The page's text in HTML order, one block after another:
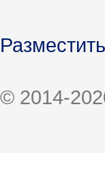
© 2014-